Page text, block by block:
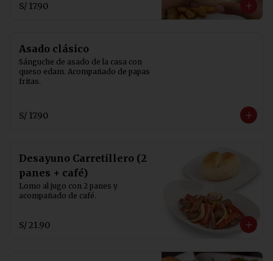
S/ 17.90
Asado clásico
Sánguche de asado de la casa con
queso edam. Acompañado de papas
fritas.
S/ 17.90
Desayuno Carretillero (2
panes + café)
Lomo al jugo con 2 panes y
acompañado de café.
S/ 21.90